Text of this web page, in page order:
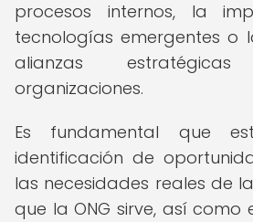
procesos internos, la
tecnologías emergentes o
alianzas
organizaciones.
Es fundamental que
identificación de
las necesidades reales de
que la ONG sirve, así como